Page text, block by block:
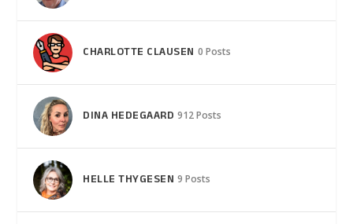
CHARLOTTE CLAUSEN 0 Posts
DINA HEDEGAARD 912 Posts
HELLE THYGESEN 9 Posts